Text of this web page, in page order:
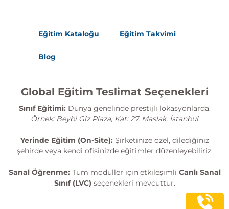
Eğitim Kataloğu Eğitim Takvimi
Blog
Global Eğitim Teslimat Seçenekleri
Sınıf Eğitimi: Dünya genelinde prestijli lokasyonlarda.
Örnek: Beybi Giz Plaza, Kat: 27, Maslak, İstanbul
Yerinde Eğitim (On-Site): Şirketinize özel, dilediğiniz
şehirde veya kendi ofisinizde eğitimler düzenleyebiliriz.
Sanal Öğrenme: Tüm modüller için etkileşimli Canlı Sanal
Sınıf (LVC) seçenekleri mevcuttur.